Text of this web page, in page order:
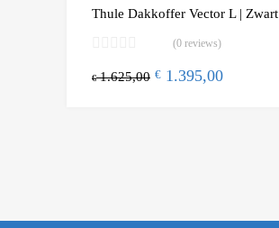
Thule Dakkoffer Vector L | Zwart
(0 reviews)
€1.625,00 € 1.395,00